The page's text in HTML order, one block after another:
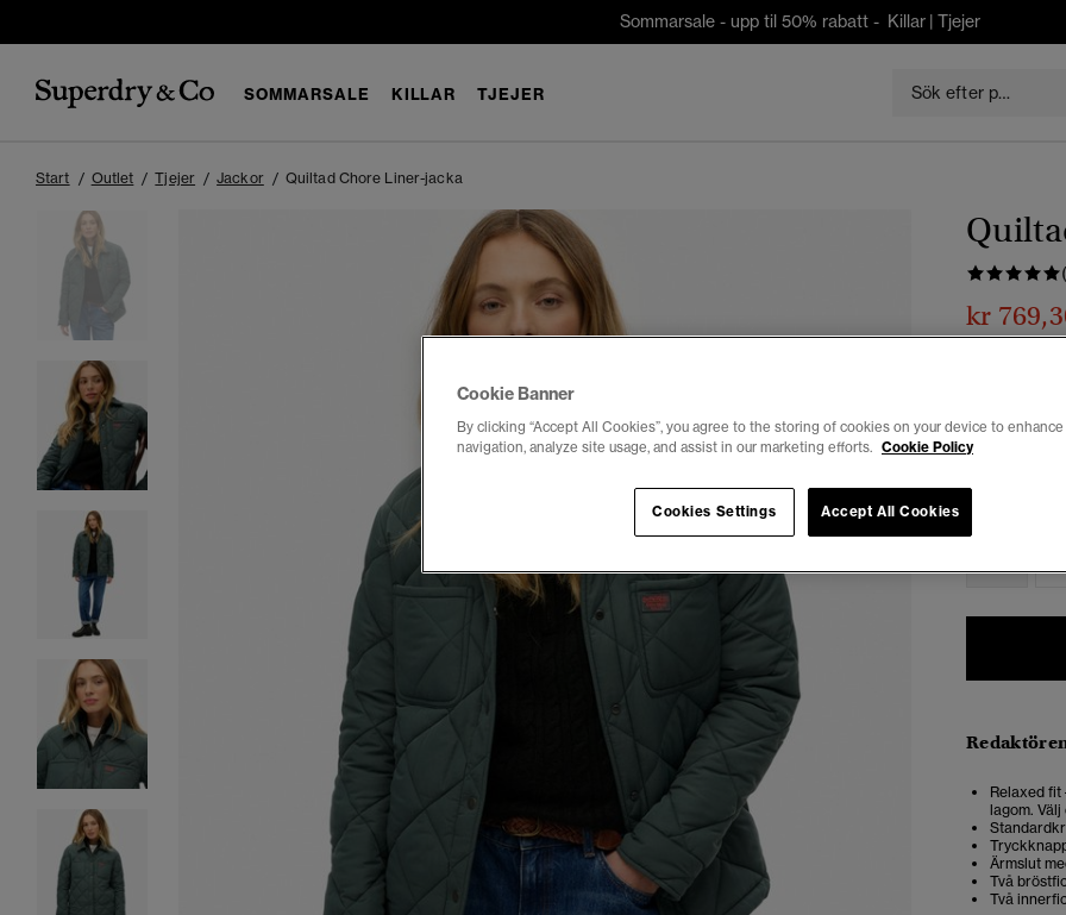
Sommarsale - upp til 50% rabatt - Killar| Tjejer
SOMMARSALE KILLAR TJEJER
Start Outlet Tjejer Jackor Quiltad Chore Liner-jacka
kr
Du sparar 30 %
Relaxed fit
lagom.
Ärmslut
Två
Två
Cookie Banner
By clicking “Accept All Cookies”, you agree to the storing of cookies on your device to
navigation, analyze site usage, and assist in our marketing efforts. Cookie Policy
Accept All Cookies
Cookies Settings